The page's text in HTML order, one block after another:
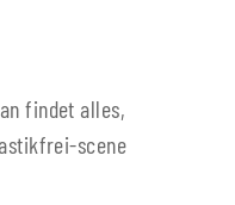
findet alles,
scene